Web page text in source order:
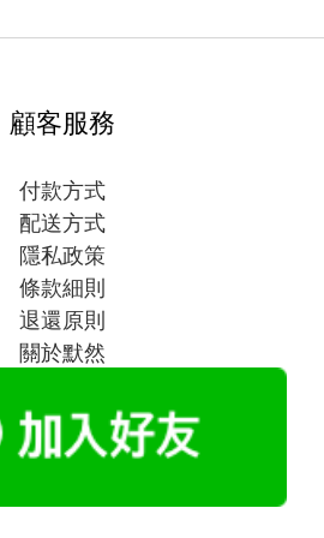
顧客服務
付款方式
配送方式
隱私政策
條款細則
退還原則
關於默然